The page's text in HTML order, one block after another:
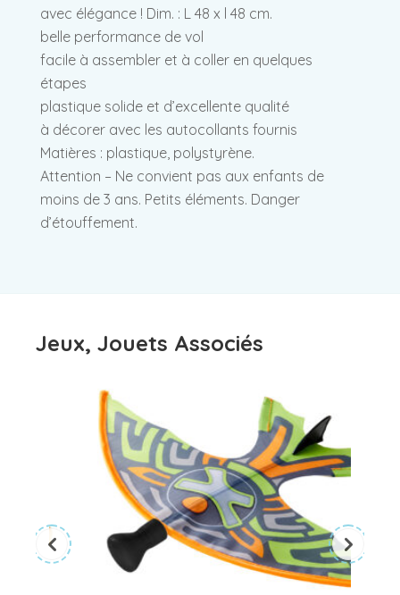
avec élégance ! Dim. : L 48 x l 48 cm.
belle performance de vol
facile à assembler et à coller en quelques
étapes
plastique solide et d’excellente qualité
à décorer avec les autocollants fournis
Matières : plastique, polystyrène.
Attention – Ne convient pas aux enfants de
moins de 3 ans. Petits éléments. Danger
d’étouffement.
Jeux, Jouets Associés